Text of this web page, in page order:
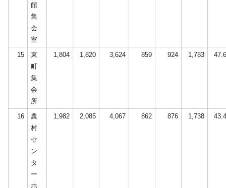
館
集
会
室
15
東
町
集
会
所
1,804 1,820 3,624 859 924 1,783
16
農
村
セ
ン
タ
ー
ホ
1,982 2,085 4,067 862 876 1,738